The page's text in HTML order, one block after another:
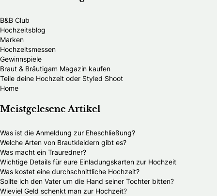
B&B Club
Hochzeitsblog
Marken
Hochzeitsmessen
Gewinnspiele
Braut & Bräutigam Magazin kaufen
Teile deine Hochzeit oder Styled Shoot
Home
Meistgelesene Artikel
Was ist die Anmeldung zur Eheschließung?
Welche Arten von Brautkleidern gibt es?
Was macht ein Trauredner?
Wichtige Details für eure Einladungskarten zur Hochzeit
Was kostet eine durchschnittliche Hochzeit?
Sollte ich den Vater um die Hand seiner Tochter bitten?
Wieviel Geld schenkt man zur Hochzeit?